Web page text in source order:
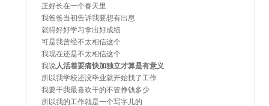
正好长在一个春天里
我爸爸当初告诉我要想有出息
就得好好学习拿出好成绩
可是我曾经不太相信这个
我现在还是不太相信这个
我说人活着要痛快加独立才算是有意义
所以我学校还没毕业就开始找了工作
我要干我最喜欢干的不管挣钱多少
所以我的工作就是一个写字儿的